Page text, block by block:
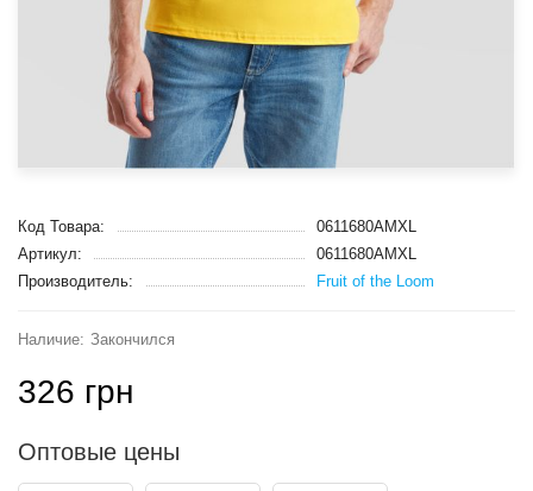
Код Товара:
0611680AMXL
Артикул:
0611680AMXL
Производитель:
Fruit of the Loom
Закончился
326 грн
Оптовые цены